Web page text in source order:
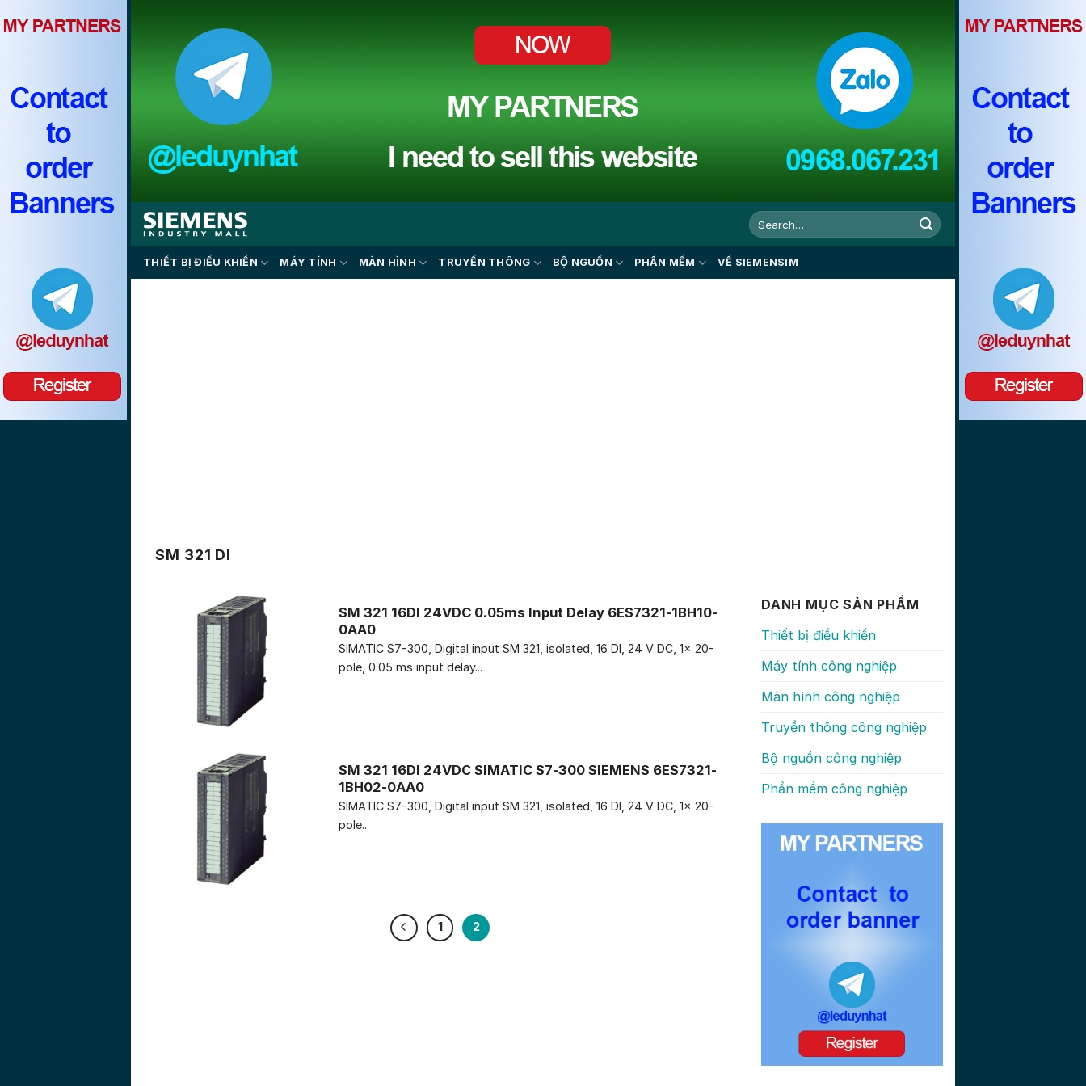
content
THIẾT BỊ ĐIỀU KHIỂN MÁY TÍNH MÀN HÌNH TRUYỀN THÔNG BỘ NGUỒN PHẦN MỀM VỀ SIEMENSIM
SM 321 DI
SM 321 16DI 24VDC 0.05ms Input Delay 6ES7321-1BH10-
0AA0
SIMATIC S7-300, Digital input SM 321, isolated, 16 DI, 24 V DC, 1x 20-
pole, 0.05 ms input delay...
SM 321 16DI 24VDC SIMATIC S7-300 SIEMENS 6ES7321-
1BH02-0AA0
SIMATIC S7-300, Digital input SM 321, isolated, 16 DI, 24 V DC, 1x 20-
pole...
1 2
DANH MỤC SẢN PHẨM
Thiết bị điều khiển
Máy tính công nghiệp
Màn hình công nghiệp
Truyền thông công nghiệp
Bộ nguồn công nghiệp
Phần mềm công nghiệp